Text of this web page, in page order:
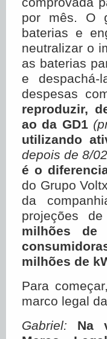
por mês. O
baterias e
neutralizar o
as baterias
e
despesas
reproduzir,
ao da GD1
utilizando
depois de 8/
é o
do Grupo
da
projeções
milhões de
milhões de
Para
marco legal
Gabriel: Na